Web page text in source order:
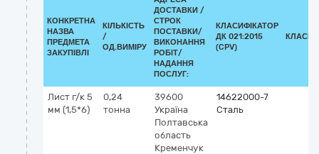
КОНКРЕТНА
НАЗВА
ПРЕДМЕТА
ЗАКУПІВЛІ
КІЛЬКІСТЬ
/
ОД.ВИМІРУ
ДОСТАВКИ /
СТРОК
ПОСТАВКИ/
ВИКОНАННЯ
РОБІТ/
НАДАННЯ
ПОСЛУГ:
КЛАСИФІКАТОР
ДК 021:2015
(CPV)
Лист г/к 5
мм (1,5*6)
0,24
тонна
39600
Україна
Полтавська
область
Кременчук
14622000-7
Сталь